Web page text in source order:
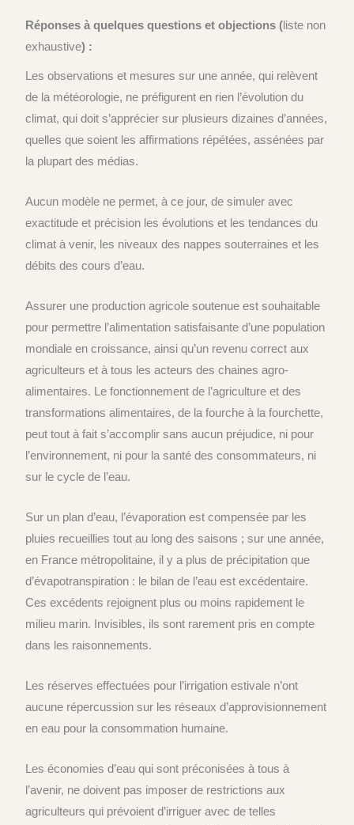
Réponses à quelques questions et objections (liste non
exhaustive) :
Les observations et mesures sur une année, qui relèvent
de la météorologie, ne préfigurent en rien l’évolution du
climat, qui doit s’apprécier sur plusieurs dizaines d’années,
quelles que soient les affirmations répétées, assénées par
la plupart des médias.
Aucun modèle ne permet, à ce jour, de simuler avec
exactitude et précision les évolutions et les tendances du
climat à venir, les niveaux des nappes souterraines et les
débits des cours d’eau.
Assurer une production agricole soutenue est souhaitable
pour permettre l’alimentation satisfaisante d’une population
mondiale en croissance, ainsi qu’un revenu correct aux
agriculteurs et à tous les acteurs des chaines agro-
alimentaires. Le fonctionnement de l’agriculture et des
transformations alimentaires, de la fourche à la fourchette,
peut tout à fait s’accomplir sans aucun préjudice, ni pour
l’environnement, ni pour la santé des consommateurs, ni
sur le cycle de l’eau.
Sur un plan d’eau, l’évaporation est compensée par les
pluies recueillies tout au long des saisons ; sur une année,
en France métropolitaine, il y a plus de précipitation que
d’évapotranspiration : le bilan de l’eau est excédentaire.
Ces excédents rejoignent plus ou moins rapidement le
milieu marin. Invisibles, ils sont rarement pris en compte
dans les raisonnements.
Les réserves effectuées pour l’irrigation estivale n’ont
aucune répercussion sur les réseaux d’approvisionnement
en eau pour la consommation humaine.
Les économies d’eau qui sont préconisées à tous à
l’avenir, ne doivent pas imposer de restrictions aux
agriculteurs qui prévoient d’irriguer avec de telles